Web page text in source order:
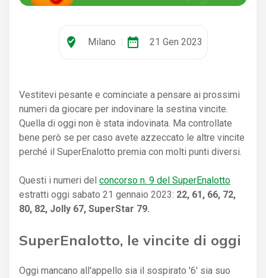
where_to_vote Milano date_range 21 Gen 2023
Vestitevi pesante e cominciate a pensare ai prossimi
numeri da giocare per indovinare la sestina vincite.
Quella di oggi non è stata indovinata. Ma controllate
bene però se per caso avete azzeccato le altre vincite
perché il SuperEnalotto premia con molti punti diversi.
Questi i numeri del concorso n. 9 del SuperEnalotto
estratti oggi sabato 21 gennaio 2023: 22, 61, 66, 72,
80, 82, Jolly 67, SuperStar 79.
SuperEnalotto, le vincite di oggi
Oggi mancano all'appello sia il sospirato '6' sia suo